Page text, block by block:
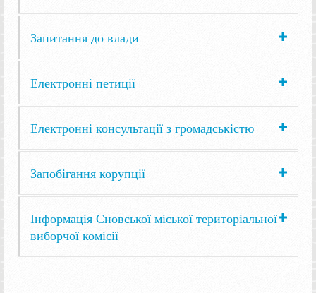
Запитання до влади
Електронні петиції
Електронні консультації з громадськістю
Запобігання корупції
Інформація Сновської міської територіальної
виборчої комісії